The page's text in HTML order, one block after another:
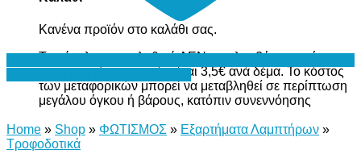
Κανένα προϊόν στο καλάθι σας.
Το σύνολο του καλαθιού ΔΕΝ περιλαμβάνει το κόστος
μεταφορικών, το οποίο είναι 3,5€ ανά δέμα. Το κόστος
των μεταφορικών μπορεί να μεταβληθεί σε περίπτωση
μεγάλου όγκου ή βάρους, κατόπιν συνεννόησης
Home » Shop » ΦΩΤΙΣΜΟΣ » Εξαρτήματα Λαμπτήρων »
Τροφοδοτικά